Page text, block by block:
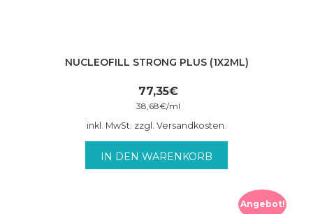
NUCLEOFILL STRONG PLUS (1X2ML)
77,35€
38,68€/ml
inkl. MwSt. zzgl. Versandkosten.
IN DEN WARENKORB
Angebot!